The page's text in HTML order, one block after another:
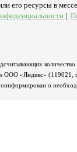
его ресурсы в
|
количество
ООО «Яндекс»
о